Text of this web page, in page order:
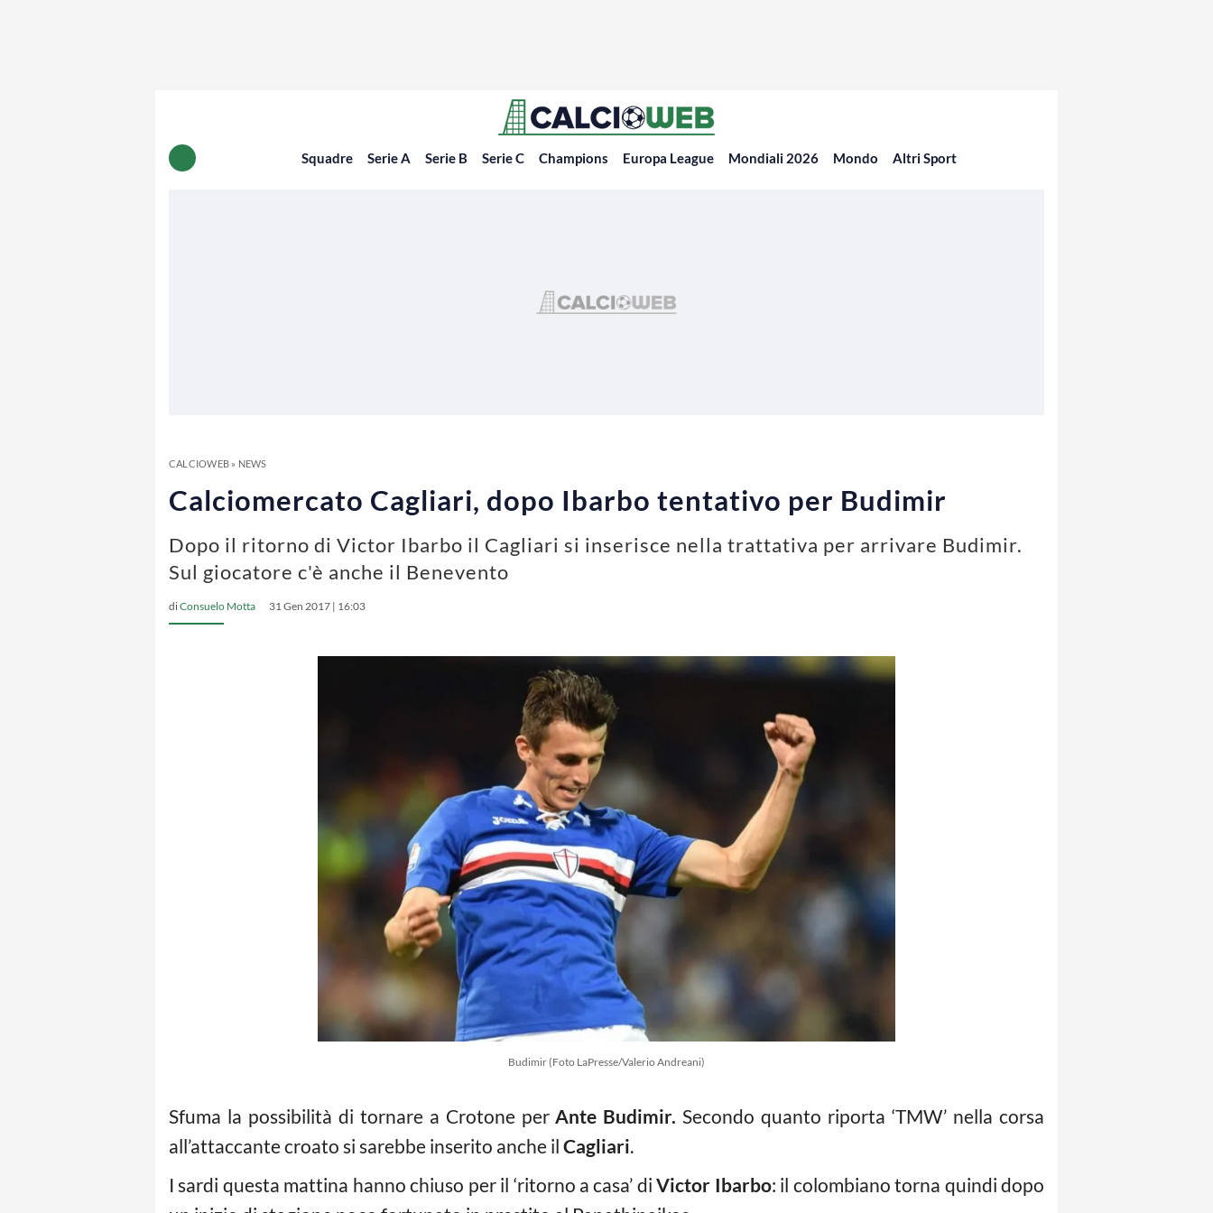
Squadre Serie A Serie B Serie C Champions Europa League Mondiali 2026 Mondo Altri Sport
CALCIOWEB» NEWS
Calciomercato Cagliari, dopo Ibarbo tentativo per Budimir
Dopo il ritorno di Victor Ibarbo il Cagliari si inserisce nella trattativa per arrivare Budimir.
Sul giocatore c'è anche il Benevento
diConsuelo Motta 31 Gen 2017 | 16:03
Budimir (Foto LaPresse/Valerio Andreani)
Sfuma la possibilità di tornare a Crotone perAnte Budimir. Secondo quanto riporta ‘TMW’ nella corsa
all’attaccante croato si sarebbe inserito anche il Cagliari.
I sardi questa mattina hanno chiuso per il ‘ritorno a casa’ diVictor Ibarbo: il colombiano torna quindi dopo